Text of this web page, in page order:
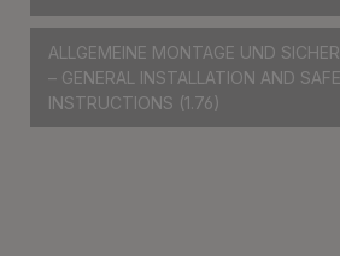
ALLGEMEINE MONTAGE UND
– GENERAL INSTALLATION AND
INSTRUCTIONS (1.76)